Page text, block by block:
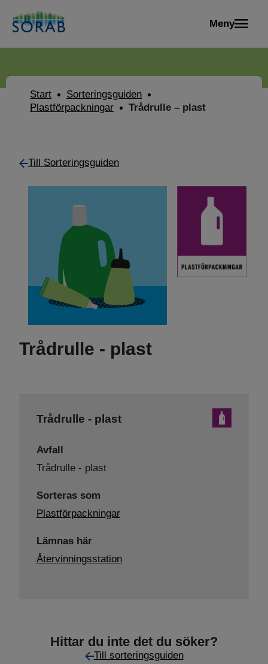
Meny
Start
Sorteringsguiden
Plastförpackningar
Trådrulle – plast
Till Sorteringsguiden
Trådrulle - plast
Trådrulle - plast
Avfall
Trådrulle - plast
Sorteras som
Plastförpackningar
Lämnas här
Återvinningsstation
Hittar du inte det du söker?
Till sorteringsguiden